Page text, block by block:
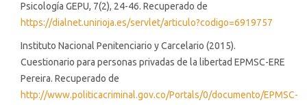
Psicología GEPU, 7(2), 24-46. Recuperado de
https://dialnet.unirioja.es/servlet/articulo?codigo=6919757
Instituto Nacional Penitenciario y Carcelario (2015).
Cuestionario para personas privadas de la libertad EPMSC-ERE
Pereira. Recuperado de
http://www.politicacriminal.gov.co/Portals/0/documento/EPMSC-